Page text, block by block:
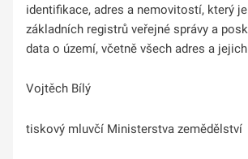
identifikace, adres a nemovitostí, který
základních registrů veřejné správy a
data o území, včetně všech adres a
Vojtěch Bílý
tiskový mluvčí Ministerstva zemědělství